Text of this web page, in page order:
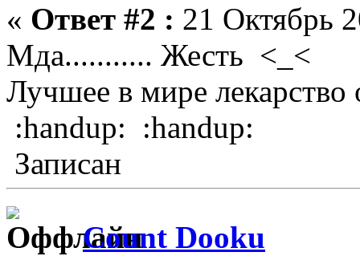
« Ответ #2 : 21 Октябрь
Мда........... Жесть <_<
Лучшее в мире лекарство
:handup: :handup:
Записан
Count Dooku